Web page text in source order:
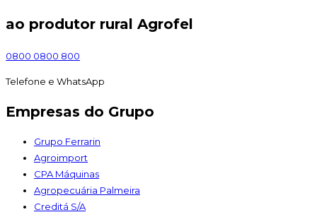
ao produtor rural Agrofel
0800 0800 800
Telefone e WhatsApp
Empresas do Grupo
Grupo Ferrarin
Agroimport
CPA Máquinas
Agropecuária Palmeira
Creditá S/A